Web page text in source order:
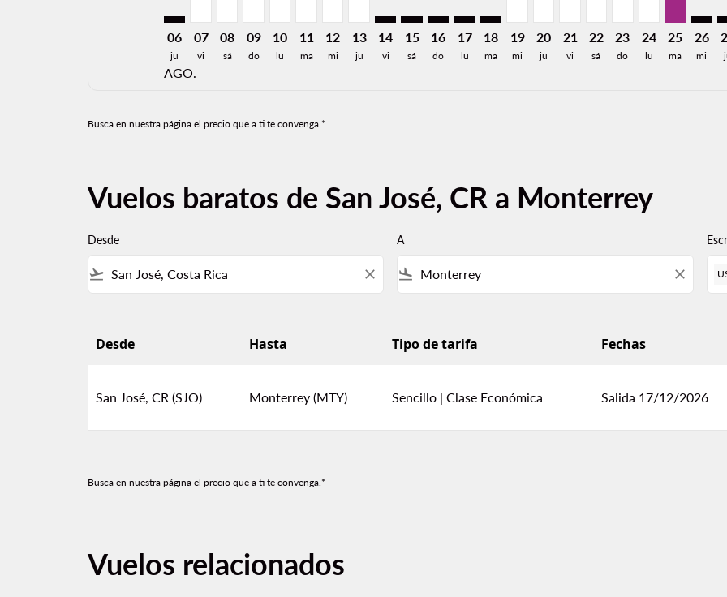
06
ju
AGO.
07
vi
08
sá
09
do
10
lu
11
ma
12
mi
13
ju
14
vi
15
sá
16
do
17
lu
18
ma
19
mi
20
ju
21
vi
22
sá
23
do
24
lu
25
ma
26
mi
Busca en nuestra página el precio que a ti te convenga.*
Vuelos baratos de San José, CR a Monterrey
Desde
flight_takeoff close
A
flight_land close
Desde Hasta Tipo de tarifa Fechas
San José, CR (SJO) Monterrey (MTY) Sencillo | Clase Económica Salida 17/12/2026
Busca en nuestra página el precio que a ti te convenga.*
Vuelos relacionados